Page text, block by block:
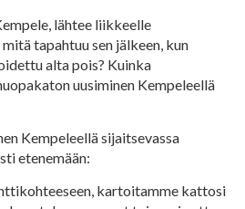
lähtee liikkeelle
tapahtuu sen jälkeen, kun
alta pois? Kuinka
uusiminen Kempeleellä
Kempeleellä sijaitsevassa
etenemään:
kartoitamme kattosi